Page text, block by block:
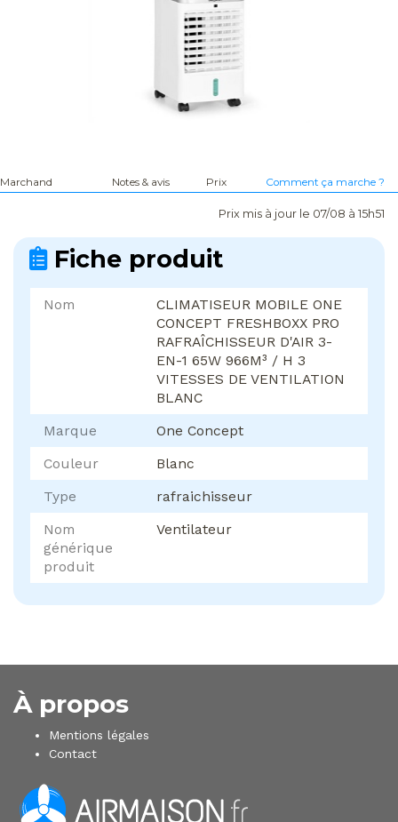
Marchand Notes & avis Prix Comment ça marche ?
Prix mis à jour le 07/08 à 15h51
Fiche produit
Nom
CLIMATISEUR MOBILE ONE
CONCEPT FRESHBOXX PRO
RAFRAÎCHISSEUR D'AIR 3-
EN-1 65W 966M³ / H 3
VITESSES DE VENTILATION
BLANC
Marque
One Concept
Couleur
Blanc
Type
rafraichisseur
Nom
générique
produit
Ventilateur
À propos
Mentions légales
Contact